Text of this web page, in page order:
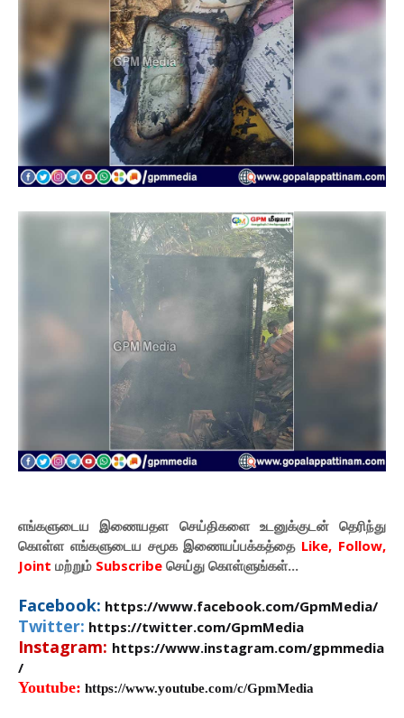
எங்களுடைய இணையதள செய்திகளை உடனுக்குடன் தெரிந்து
கொள்ள எங்களுடைய சமூக இணையப்பக்கத்தை Like, Follow,
Joint மற்றும் Subscribe செய்து கொள்ளுங்கள்...
Facebook: https://www.facebook.com/GpmMedia/
Twitter: https://twitter.com/GpmMedia
Instagram: https://www.instagram.com/gpmmedia
/
Youtube: https://www.youtube.com/c/GpmMedia